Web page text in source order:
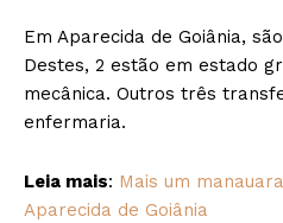
Em Aparecida de Goiânia,
Destes, 2 estão em estado
mecânica. Outros três
enfermaria.
Leia mais: Mais um
Aparecida de Goiânia